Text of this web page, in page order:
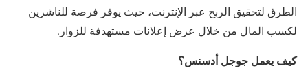
الطرق لتحقيق الربح عبر الإنترنت، حيث يوفر فرصة للناشرين
لكسب المال من خلال عرض إعلانات مستهدفة للزوار.
كيف يعمل جوجل أدسنس؟